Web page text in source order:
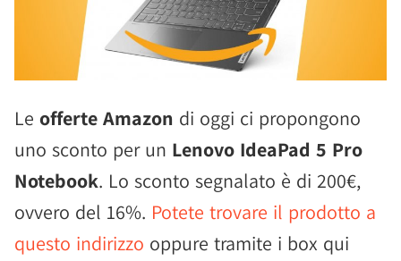
Le offerte Amazon di oggi ci propongono
uno sconto per un Lenovo IdeaPad 5 Pro
Notebook. Lo sconto segnalato è di 200€,
ovvero del 16%. Potete trovare il prodotto a
questo indirizzo oppure tramite i box qui